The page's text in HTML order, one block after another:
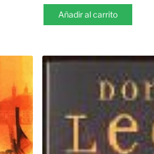
Añadir al carrito